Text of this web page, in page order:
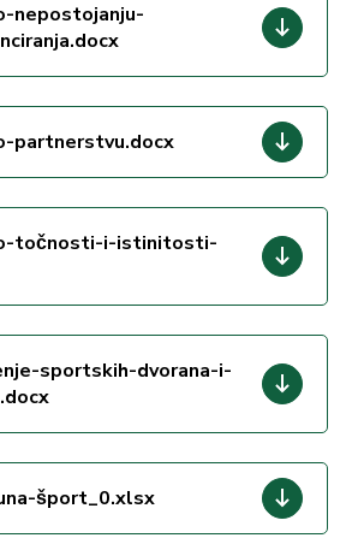
nepostojanju-
partnerstvu.docx
o-točnosti-i-istinitosti-
sportskih-dvorana-i-
šport_0.xlsx